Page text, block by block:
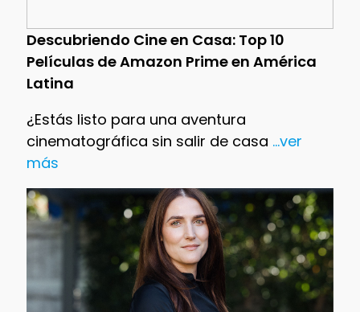
Descubriendo Cine en Casa: Top 10
Películas de Amazon Prime en América
Latina
¿Estás listo para una aventura
cinematográfica sin salir de casa ...ver
más